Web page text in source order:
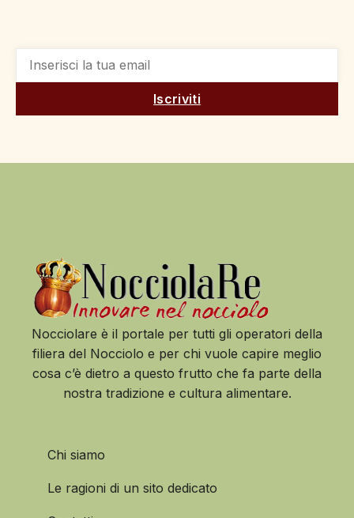
Iscriviti
Nocciolare è il portale per tutti gli operatori della
filiera del Nocciolo e per chi vuole capire meglio
cosa c’è dietro a questo frutto che fa parte della
nostra tradizione e cultura alimentare.
Chi siamo
Le ragioni di un sito dedicato